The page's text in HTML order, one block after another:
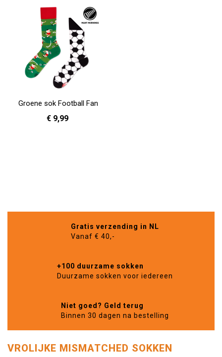
Groene sok Football Fan
€ 9,99
Gratis verzending in NL
Vanaf € 40,-
+100 duurzame sokken
Duurzame sokken voor iedereen
Niet goed? Geld terug
Binnen 30 dagen na bestelling
VROLIJKE MISMATCHED SOKKEN